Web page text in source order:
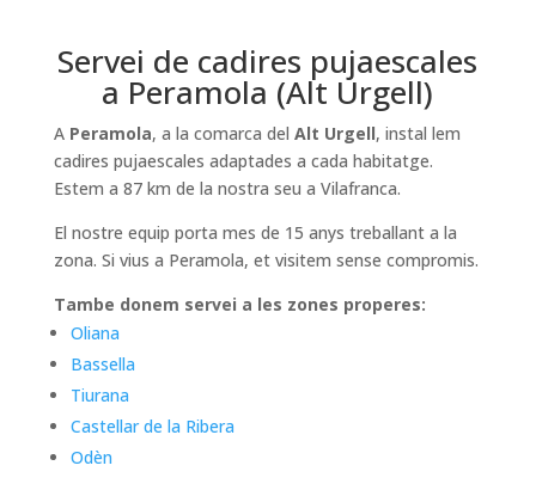
Servei de cadires pujaescales
a Peramola (Alt Urgell)
A Peramola, a la comarca del Alt Urgell, instal lem
cadires pujaescales adaptades a cada habitatge.
Estem a 87 km de la nostra seu a Vilafranca.
El nostre equip porta mes de 15 anys treballant a la
zona. Si vius a Peramola, et visitem sense compromis.
Tambe donem servei a les zones properes:
Oliana
Bassella
Tiurana
Castellar de la Ribera
Odèn